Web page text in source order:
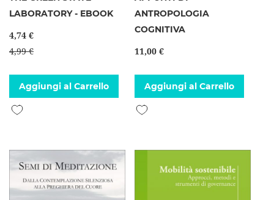
LABORATORY - EBOOK
4,74 €
4,99 €
Aggiungi al Carrello
Aggiungi alla lista desideri
ANTROPOLOGIA
COGNITIVA
11,00 €
Aggiungi al Carrello
Aggiungi alla lista desideri